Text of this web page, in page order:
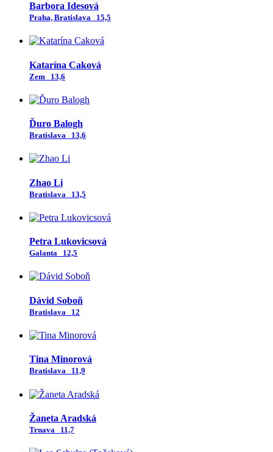
Barbora Idesová
Praha, Bratislava 15,5
Katarína Caková
Zem 13,6
Ďuro Balogh
Bratislava 13,6
Zhao Li
Bratislava 13,5
Petra Lukovicsová
Galanta 12,5
Dávid Soboň
Bratislava 12
Tina Minorová
Bratislava 11,9
Žaneta Aradská
Trnava 11,7